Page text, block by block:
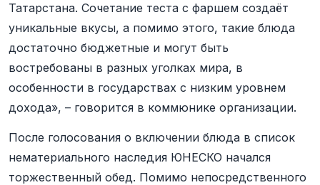
Татарстана. Сочетание теста с фаршем создаёт
уникальные вкусы, а помимо этого, такие блюда
достаточно бюджетные и могут быть
востребованы в разных уголках мира, в
особенности в государствах с низким уровнем
дохода», – говорится в коммюнике организации.
После голосования о включении блюда в список
нематериального наследия ЮНЕСКО начался
торжественный обед. Помимо непосредственного